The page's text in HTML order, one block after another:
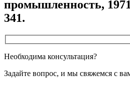
промышленность,
341.
Необходима консультация?
Задайте вопрос, и мы свяжемся с